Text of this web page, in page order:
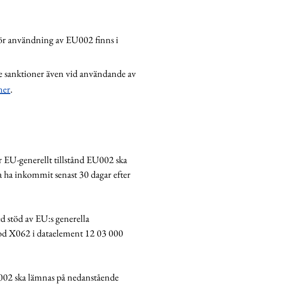
användning av EU002 finns i
även vid användande av
.
generellt tillstånd EU002 ska
ha inkommit senast 30 dagar efter
av EU:s generella
X062 i dataelement 12 03 000
ska lämnas på nedanstående